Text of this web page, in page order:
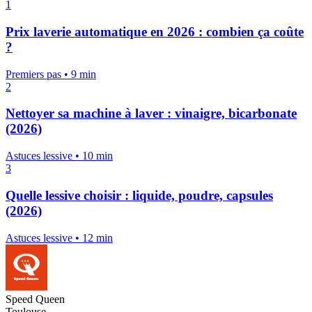
1
Prix laverie automatique en 2026 : combien ça coûte
?
Premiers pas • 9 min
2
Nettoyer sa machine à laver : vinaigre, bicarbonate
(2026)
Astuces lessive • 10 min
3
Quelle lessive choisir : liquide, poudre, capsules
(2026)
Astuces lessive • 12 min
Speed Queen